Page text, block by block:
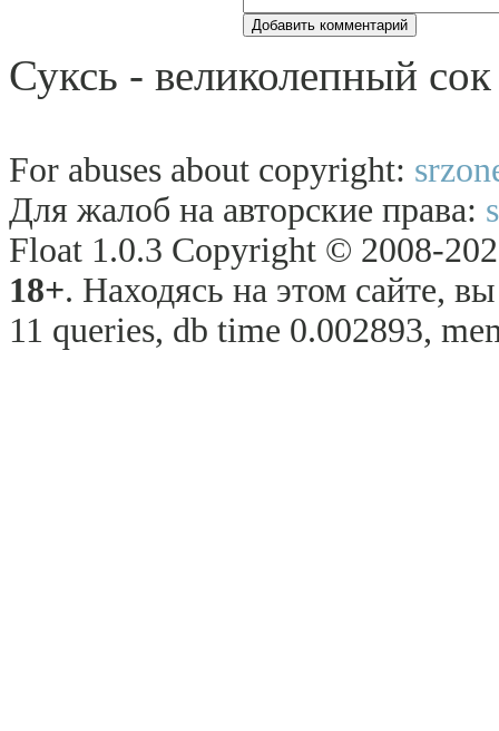
Суксь - великолепный
For abuses about copyright:
Для жалоб на авторские права:
Float 1.0.3 Copyright © 2008-
18+. Находясь на этом сайте,
11 queries, db time 0.002893,